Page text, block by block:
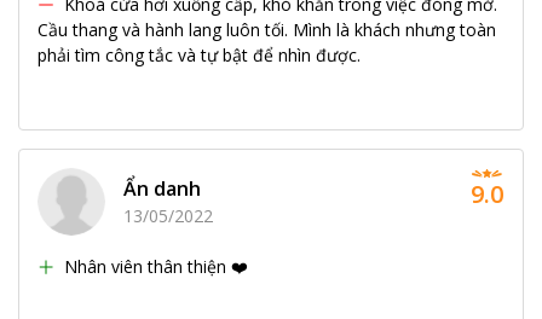
Cầu thang và hành lang luôn tối. Mình là khách nhưng toàn
phải tìm công tắc và tự bật để nhìn được.
Ẩn danh
13/05/2022
Nhân viên thân thiện ❤️
9.0